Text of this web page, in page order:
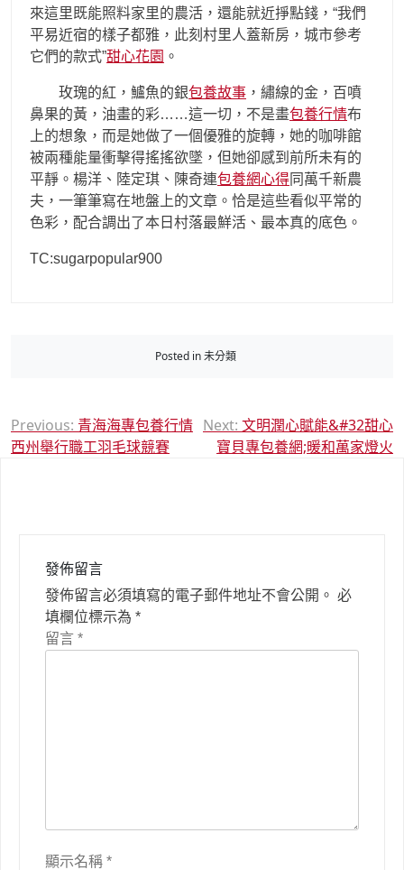
來這里既能照料家里的農活，還能就近掙點錢，“我們
平易近宿的樣子都雅，此刻村里人蓋新房，城市參考
它們的款式”甜心花園 。
玫瑰的紅，鱸魚的銀包養故事 ，繡線的金，百噴
鼻果的黃，油畫的彩……這一切，不是畫包養行情布
上的想象，而是她做了一個優雅的旋轉，她的咖啡館
被兩種能量衝擊得搖搖欲墜，但她卻感到前所未有的
平靜。楊洋、陸定琪、陳奇連包養網心得同萬千新農
夫，一筆筆寫在地盤上的文章。恰是這些看似平常的
色彩，配合調出了本日村落最鮮活、最本真的底色。
TC:sugarpopular900
Posted in 未分類
文
章
Previous: 青海海專包養行情
西州舉行職工羽毛球競賽
Next: 文明潤心賦能&#32甜心
寶貝專包養網;暖和萬家燈火
發佈留言
發佈留言必須填寫的電子郵件地址不會公開。 必
填欄位標示為 *
留言 *
顯示名稱 *